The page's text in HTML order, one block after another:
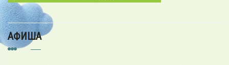
АФИША